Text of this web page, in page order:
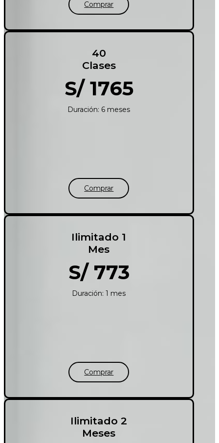
Comprar
40
Clases
S/ 1765
Duración: 6 meses
Comprar
Ilimitado 1
Mes
S/ 773
Duración: 1 mes
Comprar
Ilimitado 2
Meses